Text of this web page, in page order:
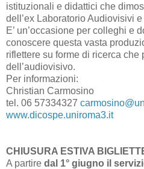
istituzionali e didattici che
dell’ex Laboratorio Audiovisivi
E’ un’occasione per colleghi e
conoscere questa vasta
riflettere su forme di ricerca che
dell’audiovisivo.
Per informazioni:
Christian Carmosino
tel. 06 57334327
www.dicospe.uniroma3.it
CHIUSURA ESTIVA
A partire dal 1° giugno il